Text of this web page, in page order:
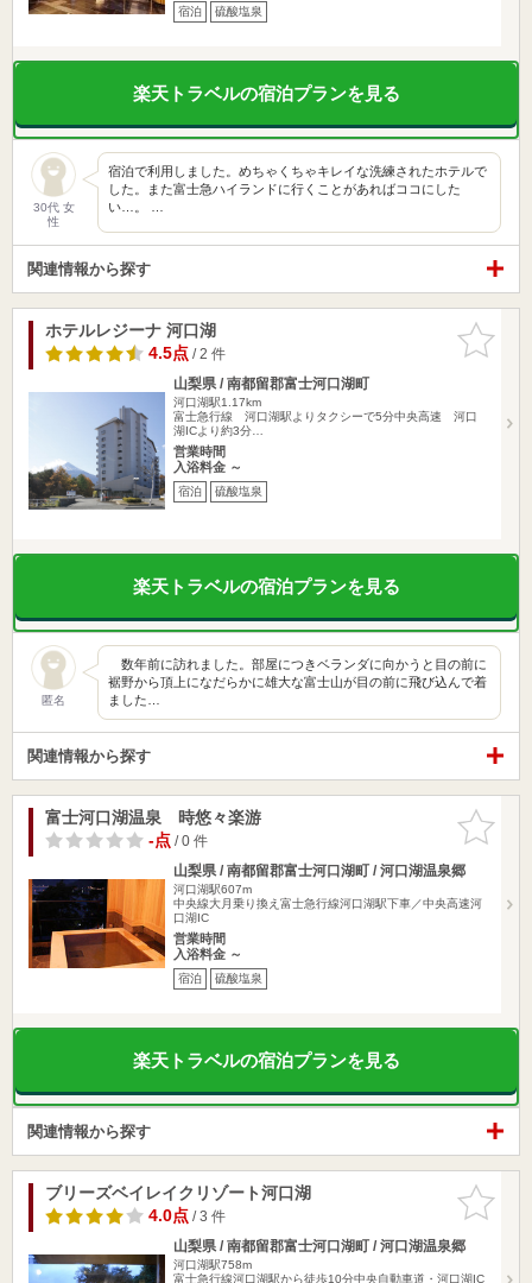
宿泊 硫酸塩泉
楽天トラベルの宿泊プランを見る
30代 女
性
宿泊で利用しました。めちゃくちゃキレイな洗練されたホテルで
した。また富士急ハイランドに行くことがあればココにした
い…。 …
関連情報から探す
お気に入
りに追加
ホテルレジーナ 河口湖
4.5点/ 2 件
山梨県 / 南都留郡富士河口湖町
河口湖駅1.17km
富士急行線 河口湖駅よりタクシーで5分中央高速 河口
湖ICより約3分…
営業時間
入浴料金 ～
宿泊 硫酸塩泉
楽天トラベルの宿泊プランを見る
匿名
数年前に訪れました。部屋につきベランダに向かうと目の前に
裾野から頂上になだらかに雄大な富士山が目の前に飛び込んで着
ました…
関連情報から探す
お気に入
りに追加
富士河口湖温泉 時悠々楽游
-点/ 0 件
山梨県 / 南都留郡富士河口湖町 / 河口湖温泉郷
河口湖駅607m
中央線大月乗り換え富士急行線河口湖駅下車／中央高速河
口湖IC
営業時間
入浴料金 ～
宿泊 硫酸塩泉
楽天トラベルの宿泊プランを見る
関連情報から探す
お気に入
りに追加
ブリーズベイレイクリゾート河口湖
4.0点/ 3 件
山梨県 / 南都留郡富士河口湖町 / 河口湖温泉郷
河口湖駅758m
富士急行線河口湖駅から徒歩10分中央自動車道・河口湖IC